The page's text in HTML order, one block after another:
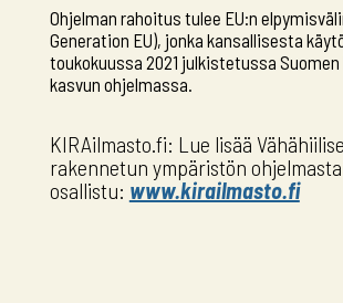
Ohjelman rahoitus tulee EU:n
Generation EU), jonka kansallisesta
toukokuussa 2021 julkistetussa
kasvun ohjelmassa.
KIRAilmasto.fi: Lue lisää
rakennetun ympäristön
osallistu: www.kirailmasto.fi